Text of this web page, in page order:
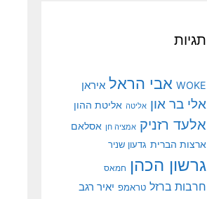
תגיות
WOKE אבי הראל איראן
אלי בר און אליטה אליטת ההון
אלעד רזניק אמציה חן אסלאם
ארצות הברית גדעון שניר
גרשון הכהן חמאס
חרבות ברזל טראמפ יאיר רגב